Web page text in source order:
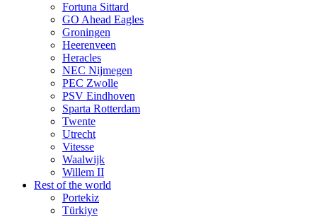
Fortuna Sittard
GO Ahead Eagles
Groningen
Heerenveen
Heracles
NEC Nijmegen
PEC Zwolle
PSV Eindhoven
Sparta Rotterdam
Twente
Utrecht
Vitesse
Waalwijk
Willem II
Rest of the world
Portekiz
Türkiye